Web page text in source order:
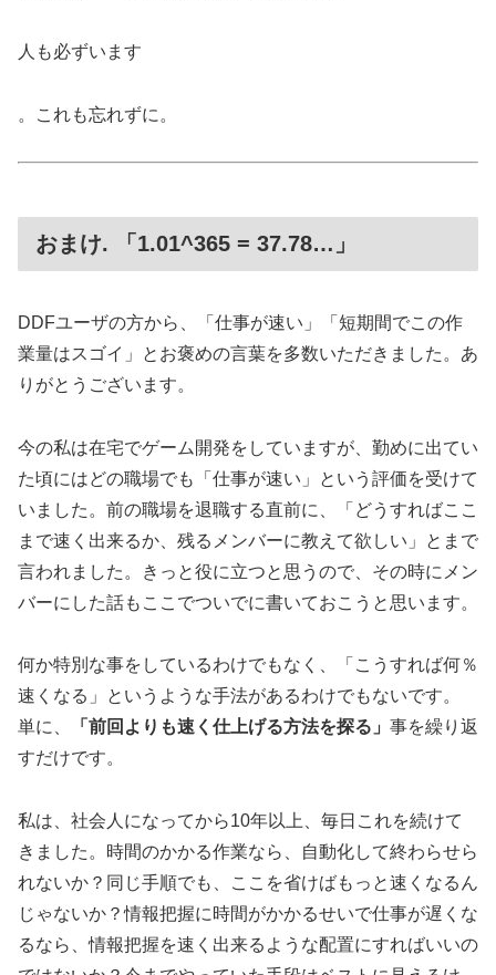
人も必ずいます
。これも忘れずに。
おまけ. 「1.01^365 = 37.78…」
DDFユーザの方から、「仕事が速い」「短期間でこの作
業量はスゴイ」とお褒めの言葉を多数いただきました。あ
りがとうございます。
今の私は在宅でゲーム開発をしていますが、勤めに出てい
た頃にはどの職場でも「仕事が速い」という評価を受けて
いました。前の職場を退職する直前に、「どうすればここ
まで速く出来るか、残るメンバーに教えて欲しい」とまで
言われました。きっと役に立つと思うので、その時にメン
バーにした話もここでついでに書いておこうと思います。
何か特別な事をしているわけでもなく、「こうすれば何％
速くなる」というような手法があるわけでもないです。
単に、
「前回よりも速く仕上げる方法を探る」 事を繰り返
すだけです。
私は、社会人になってから10年以上、毎日これを続けて
きました。時間のかかる作業なら、自動化して終わらせら
れないか？同じ手順でも、ここを省けばもっと速くなるん
じゃないか？情報把握に時間がかかるせいで仕事が遅くな
るなら、情報把握を速く出来るような配置にすればいいの